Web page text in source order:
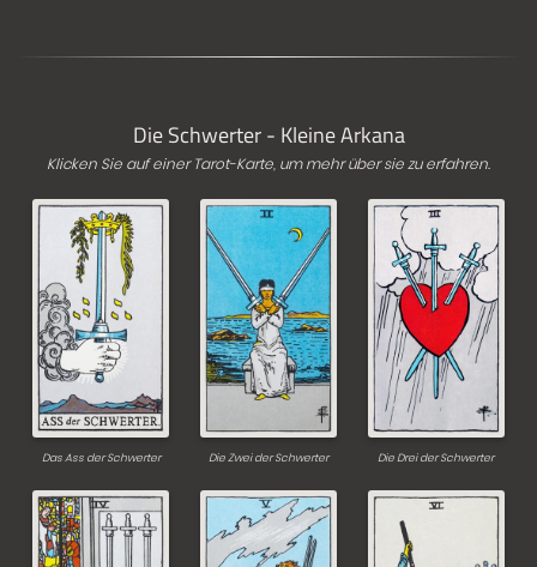
Die Schwerter - Kleine Arkana
Klicken Sie auf einer Tarot-Karte, um mehr über sie zu erfahren.
Das Ass der Schwerter Die Zwei der Schwerter Die Drei der Schwerter